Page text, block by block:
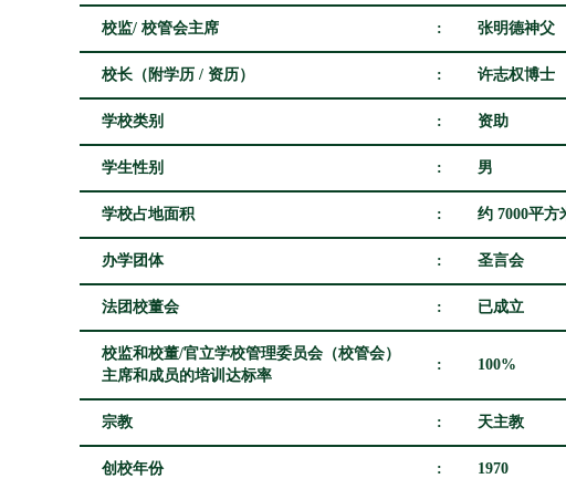
校监/ 校管会主席 : 张明德神父
校长（附学历 / 资历） : 许志权博士
学校类别 : 资助
学生性别 : 男
学校占地面积 : 约 7000平方
办学团体 : 圣言会
法团校董会 : 已成立
校监和校董/官立学校管理委员会（校管会）
主席和成员的培训达标率
: 100%
宗教 : 天主教
创校年份 : 1970